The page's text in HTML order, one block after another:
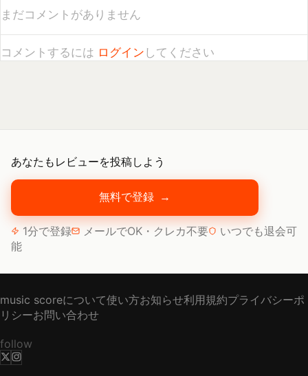
コメントするにはログイン してください
あなたもレビューを投稿しよう
無料で登録 →
1分で登録 メールでOK・クレカ不要
いつでも退会可
能
music scoreについて使い方お知らせ利用規約プライバシーポ
リシーお問い合わせ
follow